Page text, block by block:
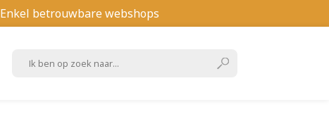
Enkel betrouwbare webshops